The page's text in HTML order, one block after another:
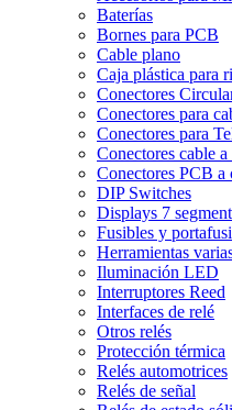
Baterías
Bornes para PCB
Cable plano
Caja plástica para
Conectores
Conectores para
Conectores para
Conectores cable
Conectores PCB a
DIP Switches
Displays 7
Fusibles y
Herramientas
Iluminación LED
Interruptores Reed
Interfaces de relé
Otros relés
Protección térmica
Relés automotrices
Relés de señal